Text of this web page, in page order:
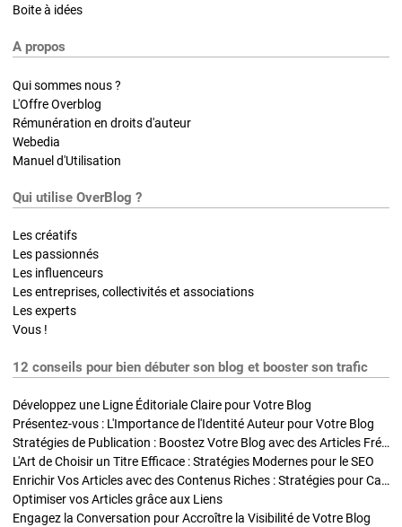
Boite à idées
A propos
Qui sommes nous ?
L'Offre Overblog
Rémunération en droits d'auteur
Webedia
Manuel d'Utilisation
Qui utilise OverBlog ?
Les créatifs
Les passionnés
Les influenceurs
Les entreprises, collectivités et associations
Les experts
Vous !
12 conseils pour bien débuter son blog et booster son trafic
Développez une Ligne Éditoriale Claire pour Votre Blog
Présentez-vous : L'Importance de l'Identité Auteur pour Votre Blog
Stratégies de Publication : Boostez Votre Blog avec des Articles Fréquents et Exclusifs
L'Art de Choisir un Titre Efficace : Stratégies Modernes pour le SEO
Enrichir Vos Articles avec des Contenus Riches : Stratégies pour Captiver et Optimiser
Optimiser vos Articles grâce aux Liens
Engagez la Conversation pour Accroître la Visibilité de Votre Blog